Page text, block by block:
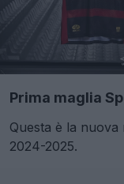
Prima maglia
Questa è la
2024-2025.